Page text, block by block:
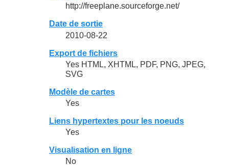
http://freeplane.sourceforge.net/
Date de sortie
2010-08-22
Export de fichiers
Yes HTML, XHTML, PDF, PNG, JPEG,
SVG
Modèle de cartes
Yes
Liens hypertextes pour les noeuds
Yes
Visualisation en ligne
No